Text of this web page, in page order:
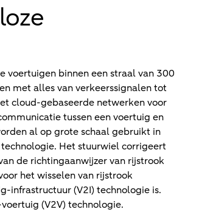
voertuigen binnen een straal van 300
met alles van verkeerssignalen tot
cloud-gebaseerde netwerken voor
tussen een voertuig en
al op grote schaal gebruikt in
Het stuurwiel corrigeert
de richtingaanwijzer van rijstrook
het wisselen van rijstrook
infrastructuur (V2I) technologie is.
(V2V) technologie.